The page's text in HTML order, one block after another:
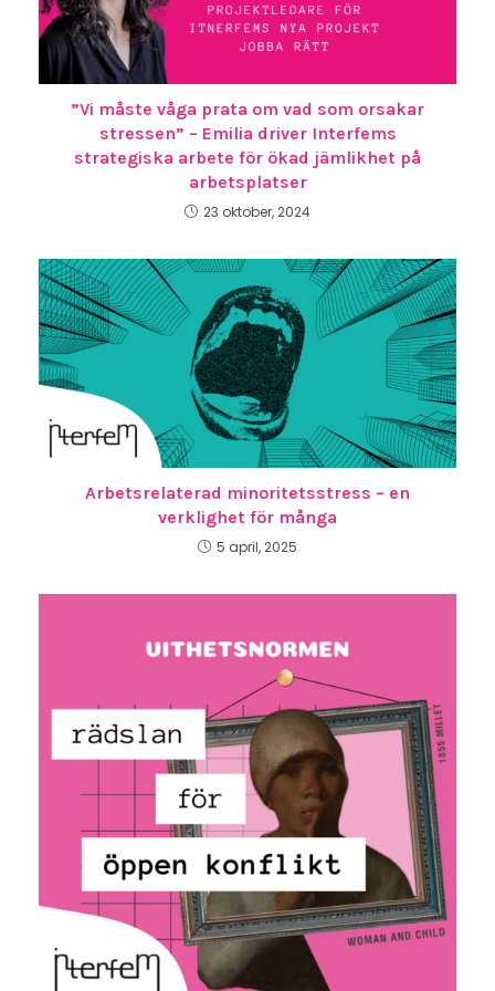
”Vi måste våga prata om vad som orsakar
stressen” – Emilia driver Interfems
strategiska arbete för ökad jämlikhet på
arbetsplatser
23 oktober, 2024
Arbetsrelaterad minoritetsstress – en
verklighet för många
5 april, 2025